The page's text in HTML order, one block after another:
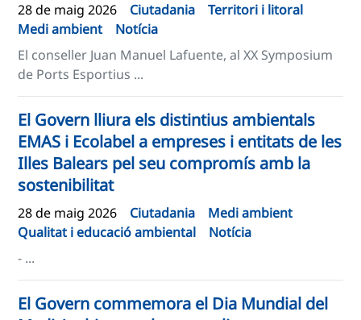
28 de maig 2026 Ciutadania
Territori i litoral
Medi ambient
Notícia
El conseller Juan Manuel Lafuente, al XX Symposium
de Ports Esportius ...
El Govern lliura els distintius ambientals
EMAS i Ecolabel a empreses i entitats de les
Illes Balears pel seu compromís amb la
sostenibilitat
28 de maig 2026 Ciutadania
Medi ambient
Qualitat i educació ambiental
Notícia
- ...
El Govern commemora el Dia Mundial del